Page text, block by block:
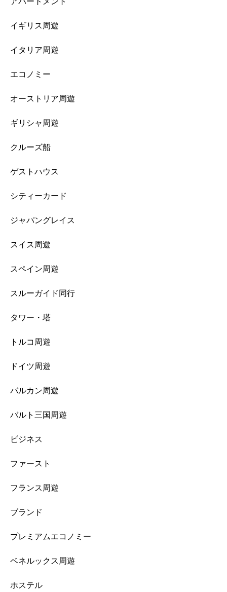
イギリス周遊
イタリア周遊
エコノミー
オーストリア周遊
ギリシャ周遊
クルーズ船
ゲストハウス
シティーカード
ジャパングレイス
スイス周遊
スペイン周遊
スルーガイド同行
タワー・塔
トルコ周遊
ドイツ周遊
バルカン周遊
バルト三国周遊
ビジネス
ファースト
フランス周遊
ブランド
プレミアムエコノミー
ベネルックス周遊
ホステル